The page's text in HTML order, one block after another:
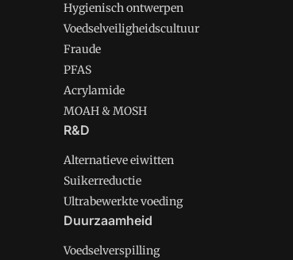
Hygienisch ontwerpen
Voedselveiligheidscultuur
Fraude
PFAS
Acrylamide
MOAH & MOSH
R&D
Alternatieve eiwitten
Suikerreductie
Ultrabewerkte voeding
Duurzaamheid
Voedselverspilling